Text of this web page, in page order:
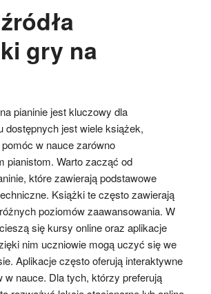
gry na
pianinie jest kluczowy dla
dostępnych jest wiele książek,
w nauce zarówno
pianistom. Warto zacząć od
które zawierają podstawowe
Książki te często zawierają
poziomów zaawansowania. W
się kursy online oraz aplikacje
nim uczniowie mogą uczyć się we
Aplikacje często oferują interaktywne
nauce. Dla tych, którzy preferują